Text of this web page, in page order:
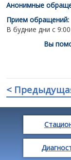
Анонимные
Прием обращений:
В будние дни с
Вы
<